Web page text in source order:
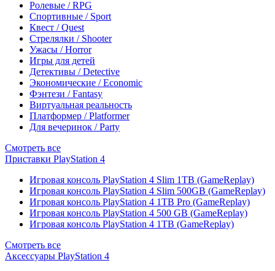
Ролевые / RPG
Спортивные / Sport
Квест / Quest
Стрелялки / Shooter
Ужасы / Horror
Игры для детей
Детективы / Detective
Экономические / Economic
Фэнтези / Fantasy
Виртуальная реальность
Платформер / Platformer
Для вечеринок / Party
Смотреть все
Приставки PlayStation 4
Игровая консоль PlayStation 4 Slim 1TB (GameReplay)
Игровая консоль PlayStation 4 Slim 500GB (GameReplay)
Игровая консоль PlayStation 4 1TB Pro (GameReplay)
Игровая консоль PlayStation 4 500 GB (GameReplay)
Игровая консоль PlayStation 4 1TB (GameReplay)
Смотреть все
Аксессуары PlayStation 4